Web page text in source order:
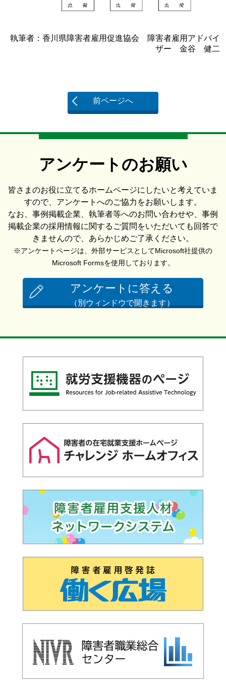
執筆者：香川県障害者雇用促進協会 障害者雇用アドバイ
ザー 金谷 健二
前ページへ
アンケートのお願い
皆さまのお役に立てるホームページにしたいと考えていま
すので、アンケートへのご協力をお願いします。
なお、事例掲載企業、執筆者等へのお問い合わせや、事例
掲載企業の採用情報に関するご質問をいただいても回答で
きませんので、あらかじめご了承ください。
※アンケートページは、外部サービスとしてMicrosoft社提供の
Microsoft Formsを使用しております。
アンケートに答える
（別ウィンドウで開きます）